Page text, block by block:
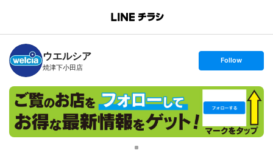
B
n
c
h
T
ウエルシア
焼津下小田店
s
t
o
l
o
w
Follow